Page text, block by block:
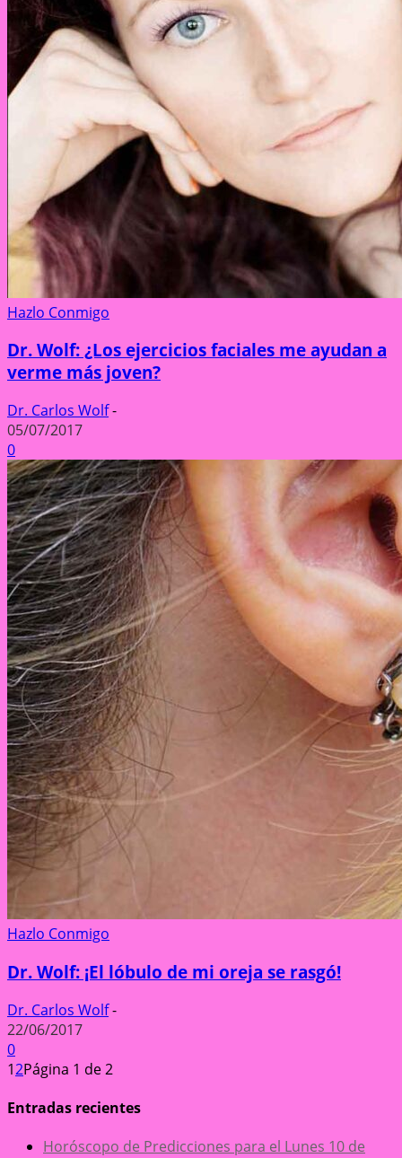
Hazlo Conmigo
Dr. Wolf: ¿Los ejercicios faciales me ayudan a
verme más joven?
Dr. Carlos Wolf-
05/07/2017
0
Hazlo Conmigo
Dr. Wolf: ¡El lóbulo de mi oreja se rasgó!
Dr. Carlos Wolf-
22/06/2017
0
12Página 1 de 2
Entradas recientes
Horóscopo de Predicciones para el Lunes 10 de